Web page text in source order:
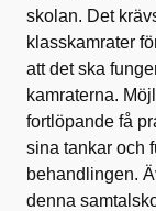
skolan. Det
klasskamrater
att det ska
kamraterna.
fortlöpande få
sina tankar och
behandlingen.
denna